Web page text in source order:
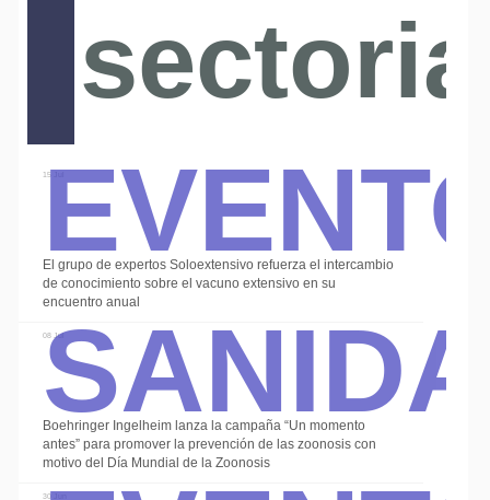
15 Jul
El grupo de expertos Soloextensivo refuerza el intercambio
de conocimiento sobre el vacuno extensivo en su
encuentro anual
08 Jul
Boehringer Ingelheim lanza la campaña “Un momento
antes” para promover la prevención de las zoonosis con
motivo del Día Mundial de la Zoonosis
30 Jun